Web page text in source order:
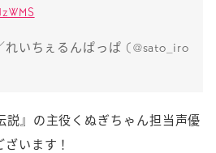
いちぇるんぱっぱ (@sato_iro
説』の主役くぬぎちゃん担当声優
います！